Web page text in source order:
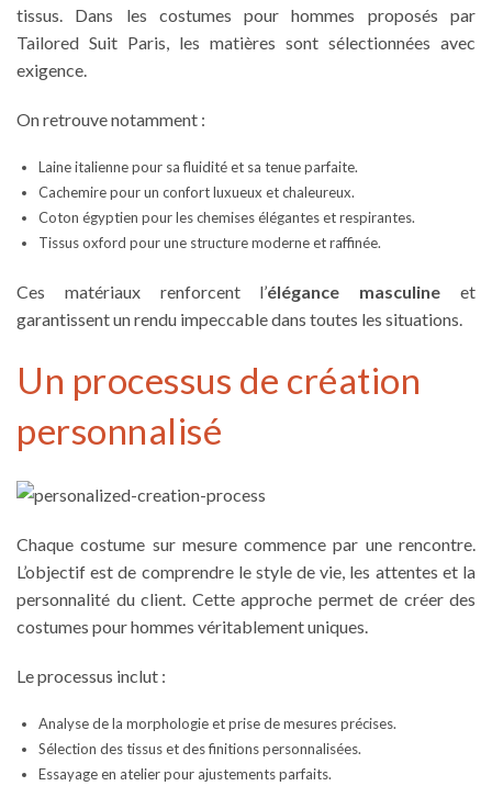
tissus. Dans les costumes pour hommes proposés par
Tailored Suit Paris, les matières sont sélectionnées avec
exigence.
On retrouve notamment :
Laine italienne pour sa fluidité et sa tenue parfaite.
Cachemire pour un confort luxueux et chaleureux.
Coton égyptien pour les chemises élégantes et respirantes.
Tissus oxford pour une structure moderne et raffinée.
Ces matériaux renforcent l’élégance masculine et
garantissent un rendu impeccable dans toutes les situations.
Un processus de création
personnalisé
Chaquecostume sur mesurecommence par une rencontre.
L’objectif est de comprendre le style de vie, les attentes et la
personnalité du client. Cette approche permet de créer des
costumes pour hommes véritablement uniques.
Le processus inclut :
Analyse de la morphologie et prise de mesures précises.
Sélection des tissus et des finitions personnalisées.
Essayage en atelier pour ajustements parfaits.